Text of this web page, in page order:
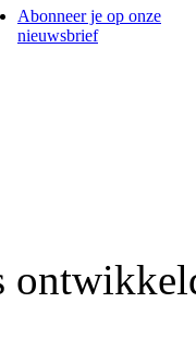
Abonneer je op onze
nieuwsbrief